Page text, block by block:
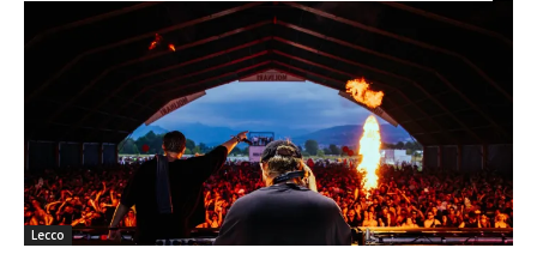
Lecco